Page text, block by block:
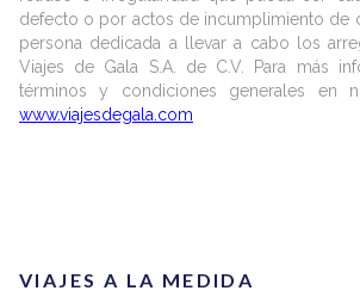
defecto o por actos de incumplimiento de
persona dedicada a llevar a cabo los
Viajes de Gala S.A. de C.V. Para más
términos y condiciones generales en
www.viajesdegala.com
VIAJES A LA MEDIDA